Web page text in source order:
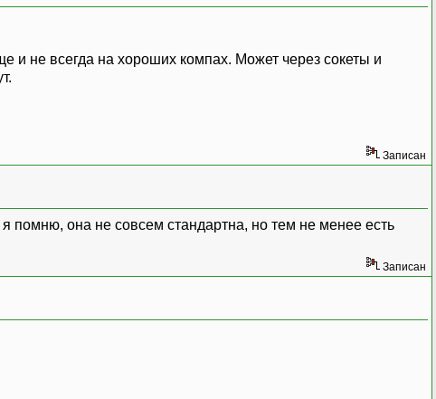
и не всегда на хороших компах. Может через сокеты и
Записан
помню, она не совсем стандартна, но тем не менее есть
Записан